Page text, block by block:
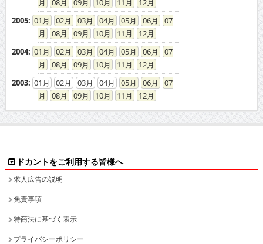
2005: 01 02 03 04 05 06
07
08
09 10 11
12
2004: 01 02 03 04 05 06
07
08
09 10 11
12
2003: 01 02 03 04 05 06
07
08
09 10 11 12
ドカントをご利用する皆様へ
求人広告の説明
免責事項
特商法に基づく表示
プライバシーポリシー